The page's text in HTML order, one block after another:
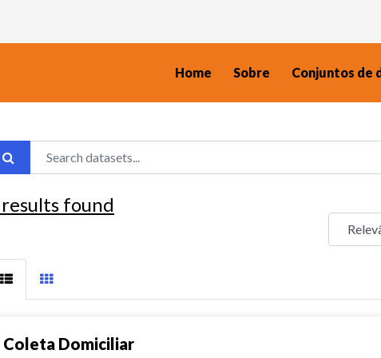
Home Sobre Conjuntos de
results found
Coleta Domiciliar